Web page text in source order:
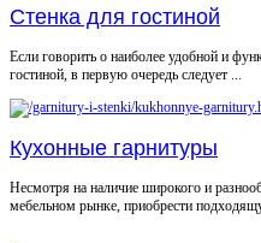
Стенка для гостиной
Если говорить о наиболее удобной и
гостиной, в первую очередь следует ...
Кухонные гарнитуры
Несмотря на наличие широкого и
мебельном рынке, приобрести